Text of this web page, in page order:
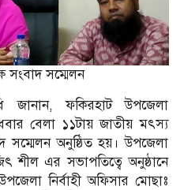
সংবাদ সম্মেলন
জানান, ফকিরহাট উপজেলা
বেলা ১১টায় জাতীয় মৎস্য
সম্মেলন অনুষ্ঠিত হয়। উপজেলা
শীল এর সভাপতিত্বে অনুষ্ঠানে
নির্বাহী অফিসার মোছাঃ